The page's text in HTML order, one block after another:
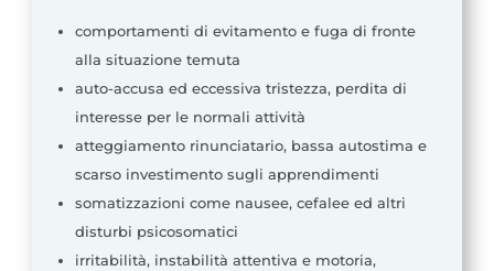
comportamenti di evitamento e fuga di fronte
alla situazione temuta
auto-accusa ed eccessiva tristezza, perdita di
interesse per le normali attività
atteggiamento rinunciatario, bassa autostima e
scarso investimento sugli apprendimenti
somatizzazioni come nausee, cefalee ed altri
disturbi psicosomatici
irritabilità, instabilità attentiva e motoria,